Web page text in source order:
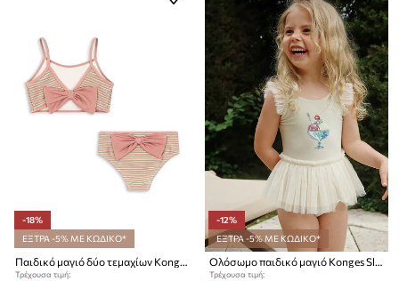
-18%
ΕΞΤΡΑ -5% ΜΕ ΚΩΔΙΚΟ*
Παιδικό μαγιό δύο τεμαχίων Konges Sløjd BOWWOW BIKINI
Τρέχουσα τιμή:
-12%
ΕΞΤΡΑ -5% ΜΕ ΚΩΔΙΚΟ*
Ολόσωμο παιδικό μαγιό Konges Sløjd AMANDINE SWIMSUIT
Τρέχουσα τιμή: